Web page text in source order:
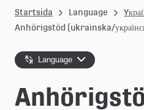
u
l
e
å
Startsida Language
Anhörigstöd (ukrainska/
Language